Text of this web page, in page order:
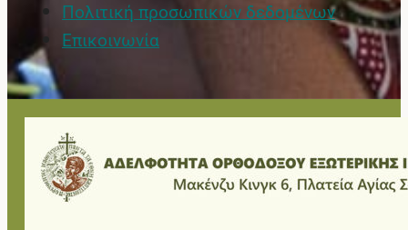
Πολιτική προσωπικών δεδομένων
Επικοινωνία